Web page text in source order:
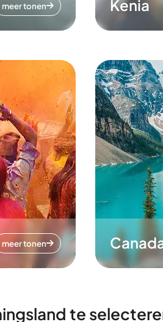
meer tonen Kenia
meer tonen
te